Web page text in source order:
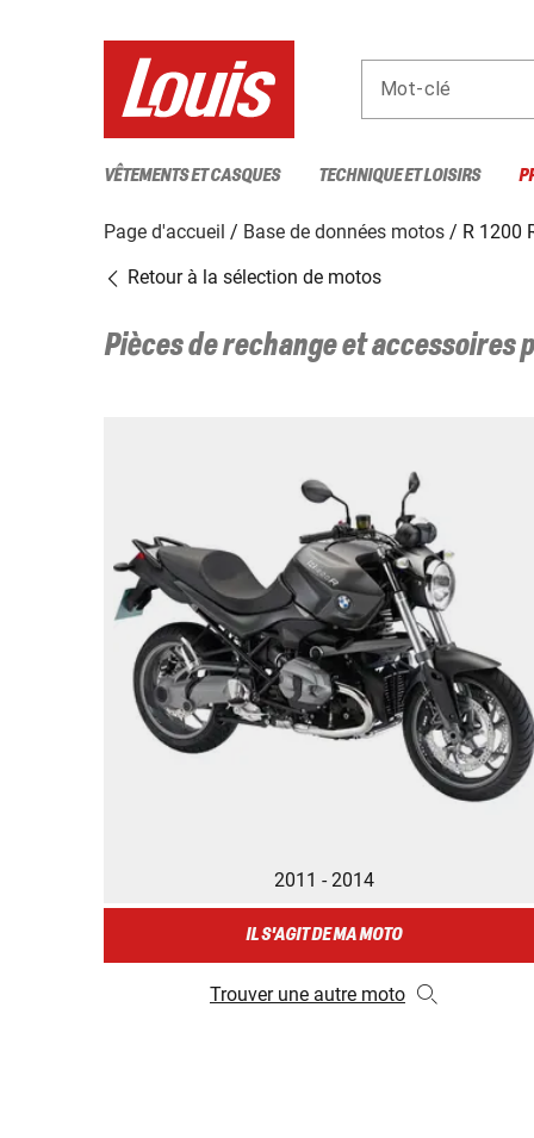
Mot-clé
VÊTEMENTS ET CASQUES TECHNIQUE ET LOISIRS
Page d'accueil Base de données motos
R 1200
Retour à la sélection de motos
Pièces de rechange et accessoires
2011 - 2014
IL S'AGIT DE MA MOTO
Trouver une autre moto